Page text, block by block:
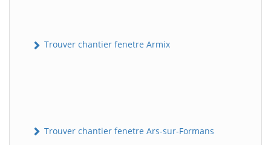
Trouver chantier fenetre Armix
Trouver chantier fenetre Ars-sur-Formans